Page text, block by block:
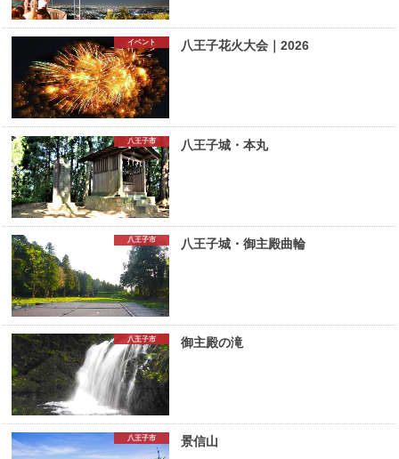
イベント 八王子花火大会｜2026
八王子市 八王子城・本丸
八王子市 八王子城・御主殿曲輪
八王子市 御主殿の滝
八王子市 景信山